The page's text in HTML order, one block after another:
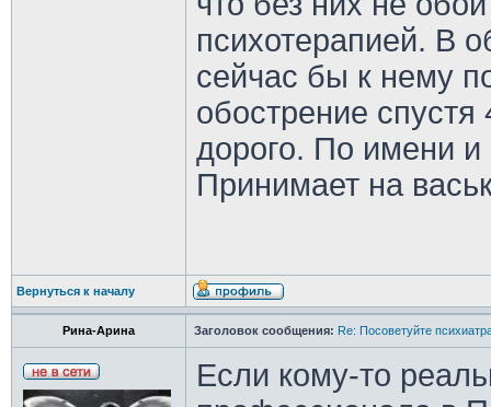
психотерапией. В
сейчас бы к нему
обострение
дорого. По имени и
Принимает на
Вернуться к началу
Рина-Арина Заголовок сообщения: Re: Посоветуйте
Если кому-то